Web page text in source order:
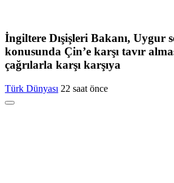
İngiltere Dışişleri Bakanı, Uygur
konusunda Çin’e karşı tavır
çağrılarla karşı karşıya
Türk Dünyası 22 saat önce